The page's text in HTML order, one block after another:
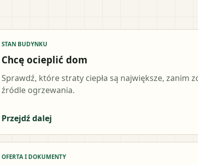
STAN BUDYNKU
Chcę ocieplić dom
Sprawdź, które straty ciepła są największe, zanim
źródle ogrzewania.
Przejdź dalej
OFERTA I DOKUMENTY